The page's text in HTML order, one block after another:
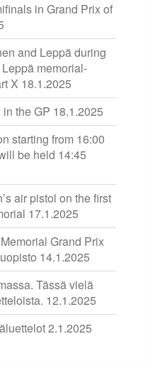
in Grand Prix of
and Leppä during
memorial-
X 18.1.2025
the GP 18.1.2025
starting from 16:00
be held 14:45
air pistol on the first
17.1.2025
Grand Prix
14.1.2025
Tässä vielä
12.1.2025
2.1.2025